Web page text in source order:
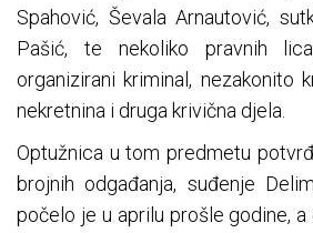
Spahović, Ševala Arnautović,
Pašić, te nekoliko pravnih
organizirani kriminal, nezakonito
nekretnina i druga krivična djela.
Optužnica u tom predmetu
brojnih odgađanja, suđenje
počelo je u aprilu prošle godine,